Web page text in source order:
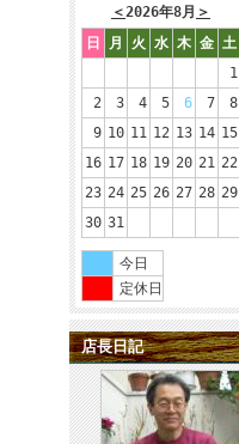
＜2026年8月 ＞
日
月 火 水 木 金 土
1
2
3 4 5 6 7
8
9 10 11 12 13 14 15
16 17 18 19 20 21 22
23 24 25 26 27 28 29
30 31
今日
定休日
店長日記